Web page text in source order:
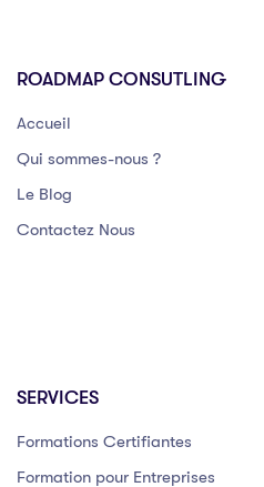
ROADMAP CONSUTLING
Accueil
Qui sommes-nous ?
Le Blog
Contactez Nous
SERVICES
Formations Certifiantes
Formation pour Entreprises